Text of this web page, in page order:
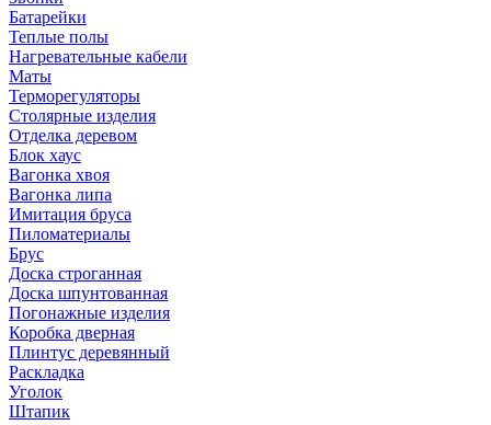
Батарейки
Теплые полы
Нагревательные кабели
Маты
Терморегуляторы
Столярные изделия
Отделка деревом
Блок хаус
Вагонка хвоя
Вагонка липа
Имитация бруса
Пиломатериалы
Брус
Доска строганная
Доска шпунтованная
Погонажные изделия
Коробка дверная
Плинтус деревянный
Раскладка
Уголок
Штапик